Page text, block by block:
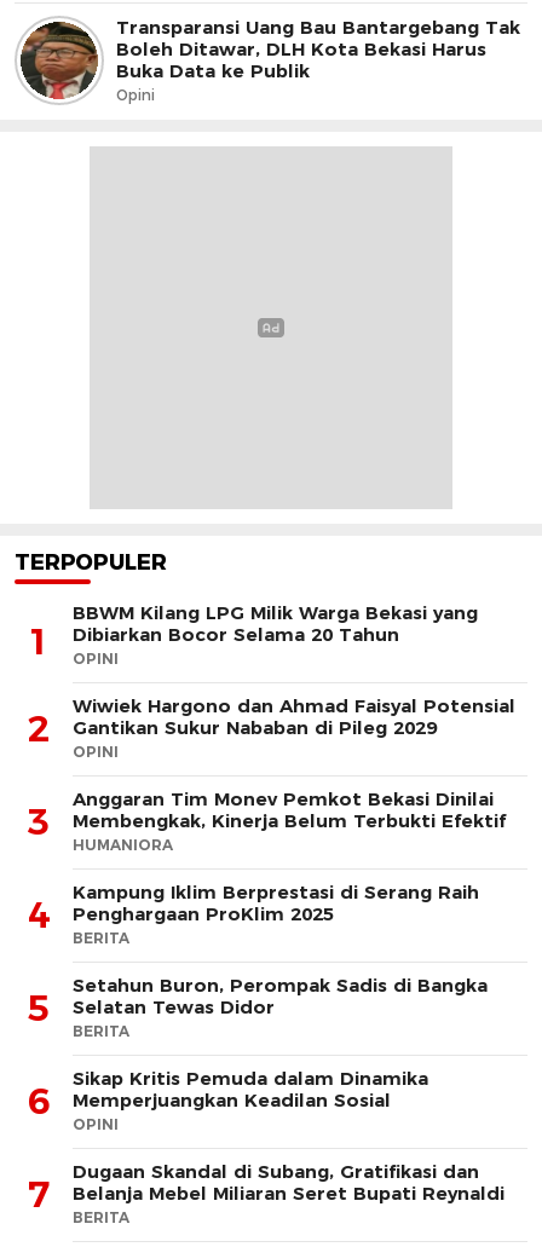
Transparansi Uang Bau Bantargebang Tak
Boleh Ditawar, DLH Kota Bekasi Harus
Buka Data ke Publik
Opini
TERPOPULER
1
BBWM Kilang LPG Milik Warga Bekasi yang
Dibiarkan Bocor Selama 20 Tahun
OPINI
2
Wiwiek Hargono dan Ahmad Faisyal Potensial
Gantikan Sukur Nababan di Pileg 2029
OPINI
3
Anggaran Tim Monev Pemkot Bekasi Dinilai
Membengkak, Kinerja Belum Terbukti Efektif
HUMANIORA
4
Kampung Iklim Berprestasi di Serang Raih
Penghargaan ProKlim 2025
BERITA
5
Setahun Buron, Perompak Sadis di Bangka
Selatan Tewas Didor
BERITA
6
Sikap Kritis Pemuda dalam Dinamika
Memperjuangkan Keadilan Sosial
OPINI
7
Dugaan Skandal di Subang, Gratifikasi dan
Belanja Mebel Miliaran Seret Bupati Reynaldi
BERITA